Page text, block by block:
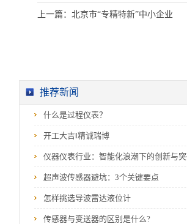
上一篇： 北京市“专精特新”中小企业
推荐新闻
什么是过程仪表？
开工大吉‖精诚瑞博
仪器仪表行业：智能化浪潮下的创新与
超声波传感器避坑：3个关键要点
怎样挑选导波雷达液位计
传感器与变送器的区别是什么?